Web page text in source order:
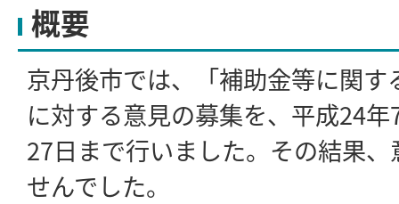
概要
京丹後市では、「補助金等に関
に対する意見の募集を、平成24
27日まで行いました。その結果
せんでした。